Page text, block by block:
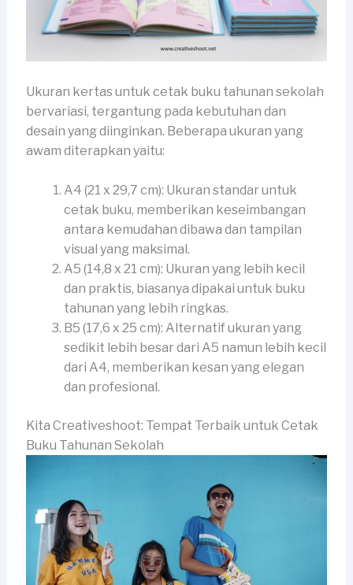
Ukuran kertas untuk cetak buku tahunan sekolah
bervariasi, tergantung pada kebutuhan dan
desain yang diinginkan. Beberapa ukuran yang
awam diterapkan yaitu:
A4 (21 x 29,7 cm): Ukuran standar untuk
cetak buku, memberikan keseimbangan
antara kemudahan dibawa dan tampilan
visual yang maksimal.
A5 (14,8 x 21 cm): Ukuran yang lebih kecil
dan praktis, biasanya dipakai untuk buku
tahunan yang lebih ringkas.
B5 (17,6 x 25 cm): Alternatif ukuran yang
sedikit lebih besar dari A5 namun lebih kecil
dari A4, memberikan kesan yang elegan
dan profesional.
Kita Creativeshoot: Tempat Terbaik untuk Cetak
Buku Tahunan Sekolah